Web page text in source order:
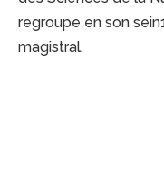
regroupe en son
magistral.